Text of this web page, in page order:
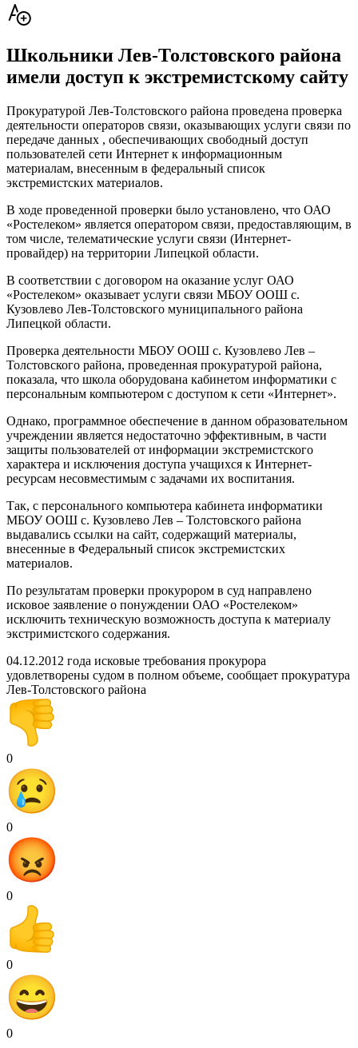
Школьники Лев-Толстовского района
имели доступ к экстремистскому сайту
Прокуратурой Лев-Толстовского района проведена проверка
деятельности операторов связи, оказывающих услуги связи по
передаче данных , обеспечивающих свободный доступ
пользователей сети Интернет к информационным
материалам, внесенным в федеральный список
экстремистских материалов.
В ходе проведенной проверки было установлено, что ОАО
«Ростелеком» является оператором связи, предоставляющим, в
том числе, телематические услуги связи (Интернет-
провайдер) на территории Липецкой области.
В соответствии с договором на оказание услуг ОАО
«Ростелеком» оказывает услуги связи МБОУ ООШ с.
Кузовлево Лев-Толстовского муниципального района
Липецкой области.
Проверка деятельности МБОУ ООШ с. Кузовлево Лев –
Толстовского района, проведенная прокуратурой района,
показала, что школа оборудована кабинетом информатики с
персональным компьютером с доступом к сети «Интернет».
Однако, программное обеспечение в данном образовательном
учреждении является недостаточно эффективным, в части
защиты пользователей от информации экстремистского
характера и исключения доступа учащихся к Интернет-
ресурсам несовместимым с задачами их воспитания.
Так, с персонального компьютера кабинета информатики
МБОУ ООШ с. Кузовлево Лев – Толстовского района
выдавались ссылки на сайт, содержащий материалы,
внесенные в Федеральный список экстремистских
материалов.
По результатам проверки прокурором в суд направлено
исковое заявление о понуждении ОАО «Ростелеком»
исключить техническую возможность доступа к материалу
экстримистского содержания.
04.12.2012 года исковые требования прокурора
удовлетворены судом в полном объеме, сообщает прокуратура
Лев-Толстовского района
0
0
0
0
0